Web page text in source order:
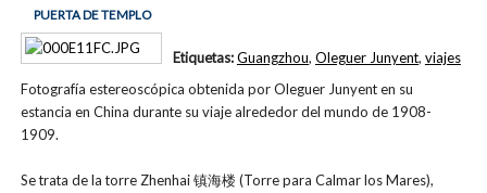
PUERTA DE TEMPLO
Fotografía estereoscópica obtenida por Oleguer Junyent en su
estancia en China durante su viaje alrededor del mundo de 1908-
1909.
Se trata de la torre Zhenhai 镇海楼 (Torre para Calmar los Mares),
Etiquetas:Guangzhou, Oleguer Junyent, viajes